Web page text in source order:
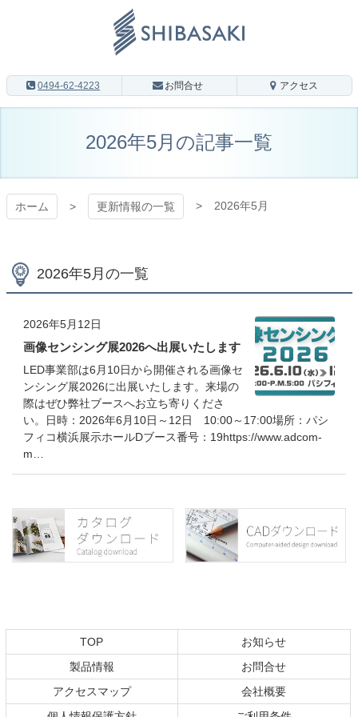
ツ
本
文
ッ
プ
株式会社 シ
バサキ LED
事業部
WEBサイト
0494-62-4223 お問合せ アクセス
2026年5月の記事一覧
ホーム 更新情報の一覧 2026年5月
2026年5月の一覧
2026年5月12日
画像センシング展2026へ出展いたします
LED事業部は6月10日から開催される画像セ
ンシング展2026に出展いたします。来場の
際はぜひ弊社ブースへお立ち寄りくださ
い。日時：2026年6月10日～12日 10:00～17:00場所：パシ
フィコ横浜展示ホールDブース番号：19https://www.adcom-
m…
コ
ン
テ
ン
の
へ
戻
ペ
ー
ジ
の
戻
TOP
お知らせ
製品情報
お問合せ
アクセスマップ
会社概要